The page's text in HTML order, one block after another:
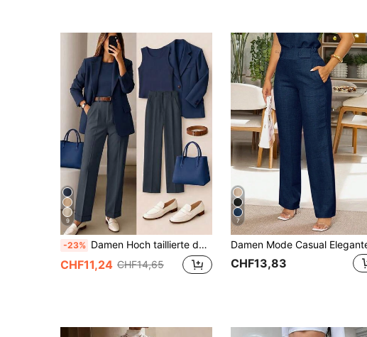
9
-23% Damen Hoch taillierte dunkelblaue lange Hose, einfacher modischer Pendler Y2K Stil, bequeme schmale Passform vielseitig (Accessoires nicht enthalten)
CHF11,24 CHF14,65
7
CHF13,83